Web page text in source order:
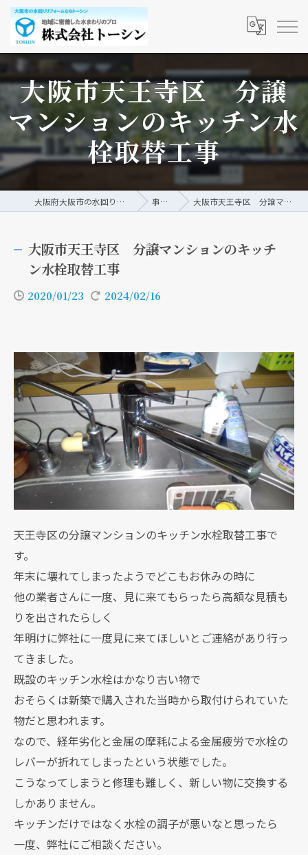
大阪市天王寺区 分譲
マンションのキッチン水
栓取替工事
大阪府大阪市の水回りリフォームなら株式会社トーシン 事例/ブログ 大阪市天王寺区 分譲マンションのキッチン水栓取替工事
大阪市天王寺区 分譲マンションのキッチ
ン水栓取替工事
2020/01/23 2024/02/16
天王寺区の分譲マンションのキッチン水栓取替工事で
す。
年末に壊れてしまったようでどこもお休みの時に
他の業者さんに一度、見に来てもらったら高額な見積も
りを出されたらしく
年明けに弊社に一度見に来てほしいとご連絡があり行っ
てきました。
既設のキッチン水栓はかなり古い物で
おそらくは新築で購入された当時から取付けられていた
物だと思われます。
なので、経年劣化と金属の摩耗による金属疲労で水栓の
レバーが折れてしまったという状態でした。
こうなってしまうと修理も難しく、新しい物に交換する
しかありません。
キッチンだけではなく水栓の調子が悪いなと思ったら
一度、弊社にご相談ください。